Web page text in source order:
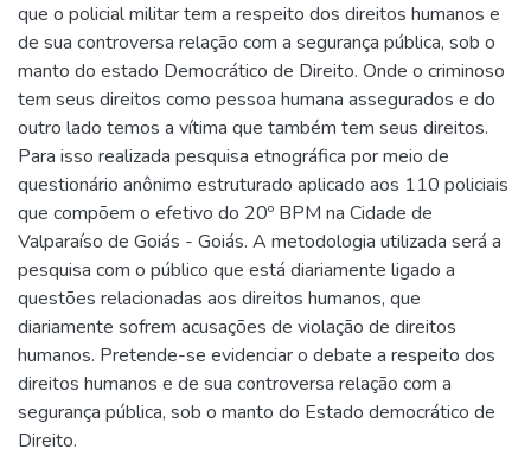
que o policial militar tem a respeito dos direitos humanos e
de sua controversa relação com a segurança pública, sob o
manto do estado Democrático de Direito. Onde o criminoso
tem seus direitos como pessoa humana assegurados e do
outro lado temos a vítima que também tem seus direitos.
Para isso realizada pesquisa etnográfica por meio de
questionário anônimo estruturado aplicado aos 110 policiais
que compõem o efetivo do 20º BPM na Cidade de
Valparaíso de Goiás - Goiás. A metodologia utilizada será a
pesquisa com o público que está diariamente ligado a
questões relacionadas aos direitos humanos, que
diariamente sofrem acusações de violação de direitos
humanos. Pretende-se evidenciar o debate a respeito dos
direitos humanos e de sua controversa relação com a
segurança pública, sob o manto do Estado democrático de
Direito.